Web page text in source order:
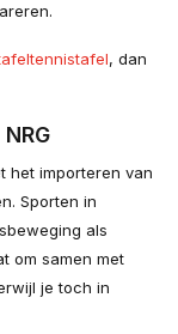
, dan
het importeren van
Sporten in
als
om samen met
je toch in